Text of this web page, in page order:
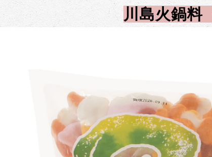
川島火鍋料